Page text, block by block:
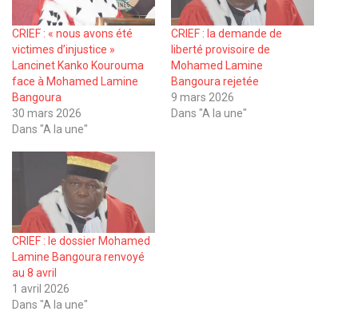
CRIEF : « nous avons été
victimes d’injustice »
Lancinet Kanko Kourouma
face à Mohamed Lamine
Bangoura
30 mars 2026
Dans "A la une"
CRIEF : la demande de
liberté provisoire de
Mohamed Lamine
Bangoura rejetée
9 mars 2026
Dans "A la une"
CRIEF : le dossier Mohamed
Lamine Bangoura renvoyé
au 8 avril
1 avril 2026
Dans "A la une"